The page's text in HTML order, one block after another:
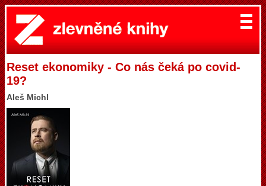
Reset ekonomiky - Co nás čeká po covid-
19?
Aleš Michl